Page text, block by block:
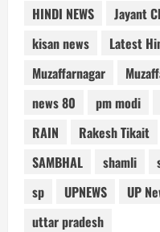
HINDI NEWS
Jayant
kisan news
Latest
Muzaffarnagar
news 80
pm modi
RAIN
Rakesh Tikait
SAMBHAL
shamli
sp
UPNEWS UP
uttar pradesh